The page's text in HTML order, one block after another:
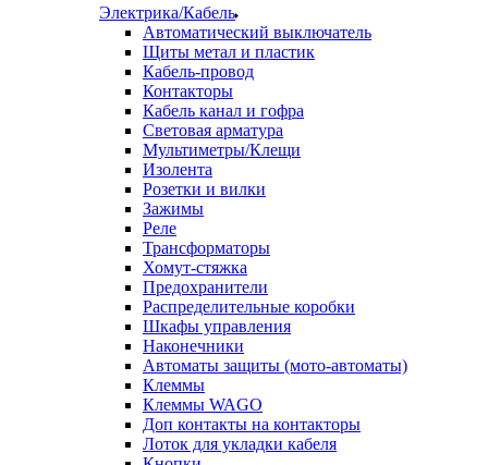
Электрика/Кабель
Автоматический выключатель
Щиты метал и пластик
Кабель-провод
Контакторы
Кабель канал и гофра
Световая арматура
Мультиметры/Клещи
Изолента
Розетки и вилки
Зажимы
Реле
Трансформаторы
Хомут-стяжка
Предохранители
Распределительные коробки
Шкафы управления
Наконечники
Автоматы защиты (мото-автоматы)
Клеммы
Клеммы WAGO
Доп контакты на контакторы
Лоток для укладки кабеля